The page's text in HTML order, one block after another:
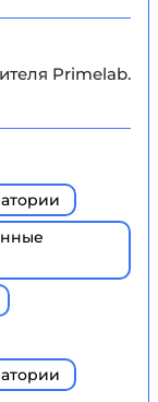
Primelab.